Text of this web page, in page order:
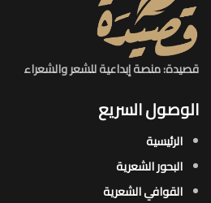
قصيدة: منصة إبداعية للشعر والشعراء
الوصول السريع
الرئيسية
البحور الشعرية​
القوافي الشعرية​